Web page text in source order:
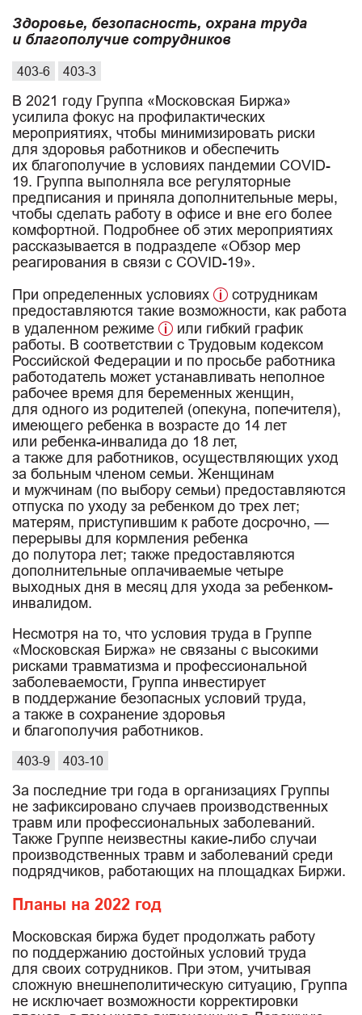
Здоровье, безопасность, охрана труда
и благополучие сотрудников
403-6 403-3
В 2021 году Группа «Московская Биржа»
усилила фокус на профилактических
мероприятиях, чтобы минимизировать риски
для здоровья работников и обеспечить
их благополучие в условиях пандемии COVID-
19. Группа выполняла все регуляторные
предписания и приняла дополнительные меры,
чтобы сделать работу в офисе и вне его более
комфортной. Подробнее об этих мероприятиях
рассказывается в подразделе «Обзор мер
реагирования в связи с COVID-19».
При определенных условиях
сотрудникам
предоставляются такие возможности, как работа
в удаленном режиме
или гибкий график
работы. В соответствии с Трудовым кодексом
Российской Федерации и по просьбе работника
работодатель может устанавливать неполное
рабочее время для беременных женщин,
для одного из родителей (опекуна, попечителя),
имеющего ребенка в возрасте до 14 лет
или ребенка-инвалида до 18 лет,
а также для работников, осуществляющих уход
за больным членом семьи. Женщинам
и мужчинам (по выбору семьи) предоставляются
отпуска по уходу за ребенком до трех лет;
матерям, приступившим к работе досрочно, —
перерывы для кормления ребенка
до полутора лет; также предоставляются
дополнительные оплачиваемые четыре
выходных дня в месяц для ухода за ребенком-
инвалидом.
Несмотря на то, что условия труда в Группе
«Московская Биржа» не связаны с высокими
рисками травматизма и профессиональной
заболеваемости, Группа инвестирует
в поддержание безопасных условий труда,
а также в сохранение здоровья
и благополучия работников.
403-9 403-10
За последние три года в организациях Группы
не зафиксировано случаев производственных
травм или профессиональных заболеваний.
Также Группе неизвестны какие-либо случаи
производственных травм и заболеваний среди
подрядчиков, работающих на площадках Биржи.
Планы на 2022 год
Московская биржа будет продолжать работу
по поддержанию достойных условий труда
для своих сотрудников. При этом, учитывая
сложную внешнеполитическую ситуацию, Группа
не исключает возможности корректировки